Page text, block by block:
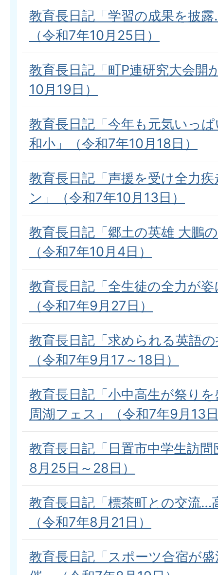
教育長日記「学習の成果を披
（令和7年10月25日）
教育長日記「町P連研究大会開
10月19日）
教育長日記「今年も元気いっ
和小」（令和7年10月18日）
教育長日記「声援を受け全力
ン」（令和7年10月13日）
教育長日記「郷土の英雄 大鵬
（令和7年10月4日）
教育長日記「全生徒の全力が
（令和7年9月27日）
教育長日記「求められる英語
（令和7年9月17～18日）
教育長日記「小中高生が祭り
周湖フェス」（令和7年9月13
教育長日記「日置市中学生訪
8月25日～28日）
教育長日記「標茶町との交流…
（令和7年8月21日）
教育長日記「スポーツ合宿が